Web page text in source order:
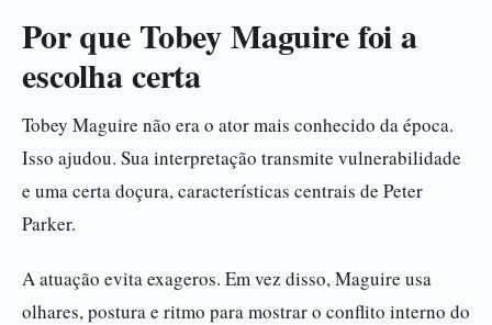
Por que Tobey Maguire foi a
escolha certa
Tobey Maguire não era o ator mais conhecido da época.
Isso ajudou. Sua interpretação transmite vulnerabilidade
e uma certa doçura, características centrais de Peter
Parker.
A atuação evita exageros. Em vez disso, Maguire usa
olhares, postura e ritmo para mostrar o conflito interno do